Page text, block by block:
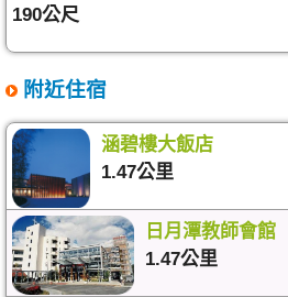
190公尺
附近住宿
涵碧樓大飯店
1.47公里
日月潭教師會館
1.47公里